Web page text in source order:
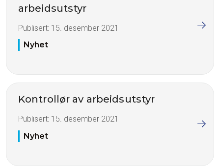
arbeidsutstyr
Publisert: 15. desember 2021
Nyhet
Kontrollør av arbeidsutstyr
Publisert: 15. desember 2021
Nyhet